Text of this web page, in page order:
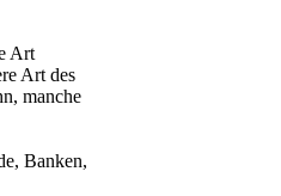
Art
Art des
manche
Banken,